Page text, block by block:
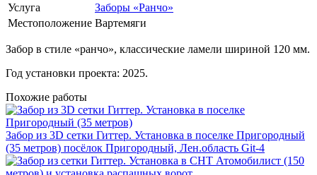
Услуга
Заборы «Ранчо»
Местоположение Вартемяги
Забор в стиле «ранчо», классические ламели шириной 120 мм.
Год установки проекта: 2025.
Похожие работы
Забор из 3D сетки Гиттер. Установка в поселке Пригородный
(35 метров) посёлок Пригородный, Лен.область Git-4